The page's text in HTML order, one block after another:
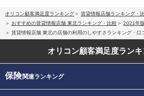
オリコン顧客満足度ランキング
賃貸情報店舗ランキング・
おすすめの賃貸情報店舗 東北ランキング・比較
2021年版
賃貸情報店舗 東北の店舗の利用のしやすさランキング・口
オリコン顧客満足度ラン
保険関連ランキング